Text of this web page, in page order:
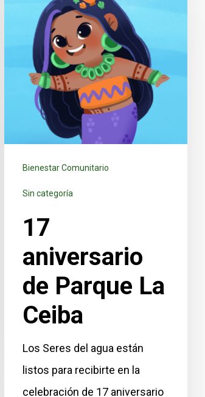
Bienestar Comunitario
Sin categoría
17
aniversario
de Parque La
Ceiba
Los Seres del agua están
listos para recibirte en la
celebración de 17 aniversario